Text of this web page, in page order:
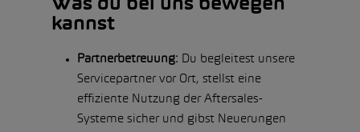
Was du bei uns bewegen
kannst
Partnerbetreuung: Du begleitest unsere
Servicepartner vor Ort, stellst eine
effiziente Nutzung der Aftersales-
Systeme sicher und gibst Neuerungen